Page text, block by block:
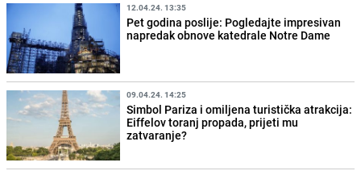
12.04.24. 13:35
Pet godina poslije: Pogledajte impresivan
napredak obnove katedrale Notre Dame
09.04.24. 14:25
Simbol Pariza i omiljena turistička atrakcija:
Eiffelov toranj propada, prijeti mu
zatvaranje?